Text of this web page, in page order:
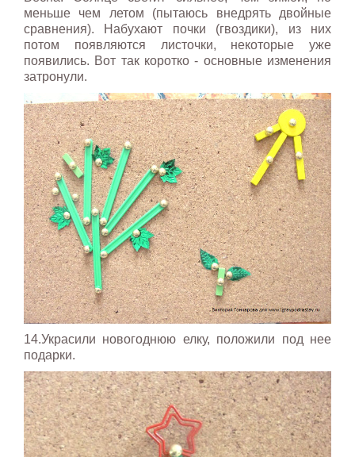
меньше чем летом (пытаюсь внедрять двойные
сравнения). Набухают почки (гвоздики), из них
потом появляются листочки, некоторые уже
появились. Вот так коротко - основные изменения
затронули.
14.Украсили новогоднюю елку, положили под нее
подарки.